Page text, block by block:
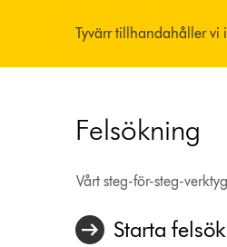
Tyvärr tillhandahåller vi
Felsökning
Vårt steg-för-steg-
Starta